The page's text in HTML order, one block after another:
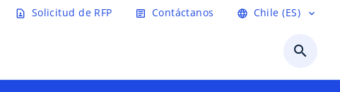
contact_page Solicitud de RFP article Contáctanos language Chile (ES) expand_more
search